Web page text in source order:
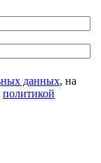
данных, на
политикой